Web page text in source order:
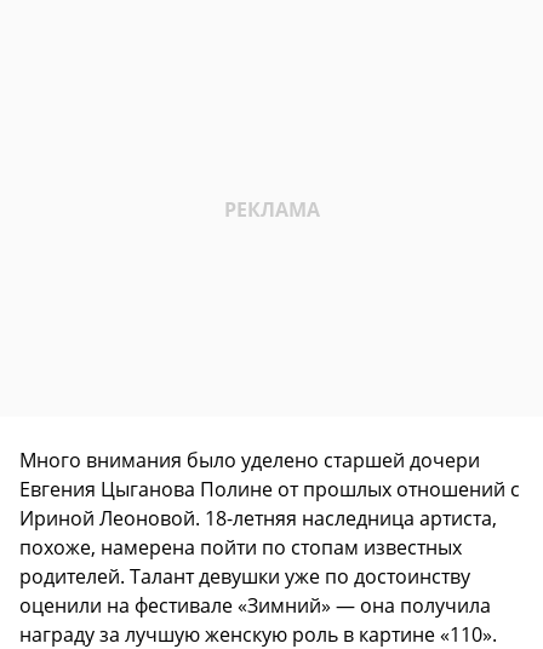
Много внимания было уделено старшей дочери
Евгения Цыганова Полине от прошлых отношений с
Ириной Леоновой. 18-летняя наследница артиста,
похоже, намерена пойти по стопам известных
родителей. Талант девушки уже по достоинству
оценили на фестивале «Зимний» — она получила
награду за лучшую женскую роль в картине «110».